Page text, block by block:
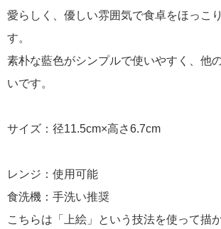
愛らしく、優しい雰囲気で食卓をほっこ
す。
素朴な藍色がシンプルで使いやすく、他
いです。
サイズ：径11.5cm×高さ6.7cm
レンジ：使用可能
食洗機：手洗い推奨
こちらは「上絵」という技法を使って描